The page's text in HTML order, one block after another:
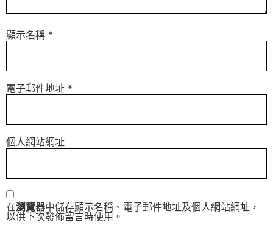
顯示名稱 *
電子郵件地址 *
個人網站網址
在瀏覽器中儲存顯示名稱、電子郵件地址及個人網站網址，
以供下次發佈留言時使用。